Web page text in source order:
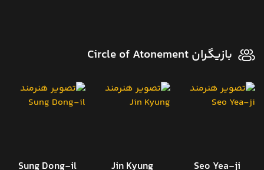
بازیگران Circle of Atonement
Seo Yea-ji
Jin Kyung
Sung Dong-il